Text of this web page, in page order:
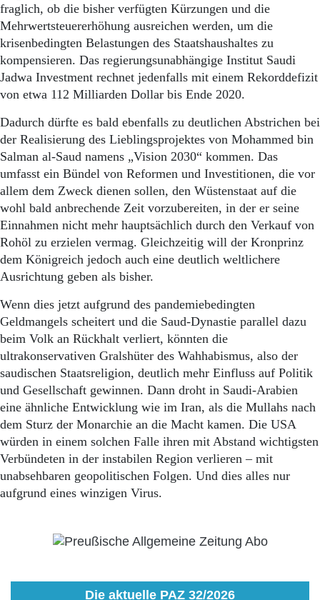
fraglich, ob die bisher verfügten Kürzungen und die
Mehrwertsteuererhöhung ausreichen werden, um die
krisenbedingten Belastungen des Staatshaushaltes zu
kompensieren. Das regierungsunabhängige Institut Saudi
Jadwa Investment rechnet jedenfalls mit einem Rekorddefizit
von etwa 112 Milliarden Dollar bis Ende 2020.
Dadurch dürfte es bald ebenfalls zu deutlichen Abstrichen bei
der Realisierung des Lieblingsprojektes von Mohammed bin
Salman al-Saud namens „Vision 2030“ kommen. Das
umfasst ein Bündel von Reformen und Investitionen, die vor
allem dem Zweck dienen sollen, den Wüstenstaat auf die
wohl bald anbrechende Zeit vorzubereiten, in der er seine
Einnahmen nicht mehr hauptsächlich durch den Verkauf von
Rohöl zu erzielen vermag. Gleichzeitig will der Kronprinz
dem Königreich jedoch auch eine deutlich weltlichere
Ausrichtung geben als bisher.
Wenn dies jetzt aufgrund des pandemiebedingten
Geldmangels scheitert und die Saud-Dynastie parallel dazu
beim Volk an Rückhalt verliert, könnten die
ultrakonservativen Gralshüter des Wahhabismus, also der
saudischen Staatsreligion, deutlich mehr Einfluss auf Politik
und Gesellschaft gewinnen. Dann droht in Saudi-Arabien
eine ähnliche Entwicklung wie im Iran, als die Mullahs nach
dem Sturz der Monarchie an die Macht kamen. Die USA
würden in einem solchen Falle ihren mit Abstand wichtigsten
Verbündeten in der instabilen Region verlieren – mit
unabsehbaren geopolitischen Folgen. Und dies alles nur
aufgrund eines winzigen Virus.
Die aktuelle PAZ 32/2026